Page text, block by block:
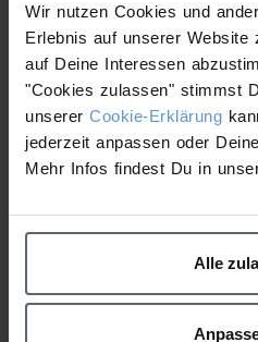
Wir nutzen Cookies und
Erlebnis auf unserer Website
auf Deine Interessen
"Cookies zulassen" stimmst
unserer Cookie-Erklärung
jederzeit anpassen oder
Mehr Infos findest Du in
Alle
Daily Milkfoliant - Fact
412.41 KB